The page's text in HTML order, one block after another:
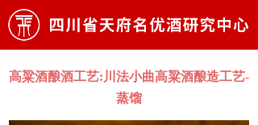
高粱酒酿酒工艺:川法小曲高粱酒酿造工艺-
蒸馏